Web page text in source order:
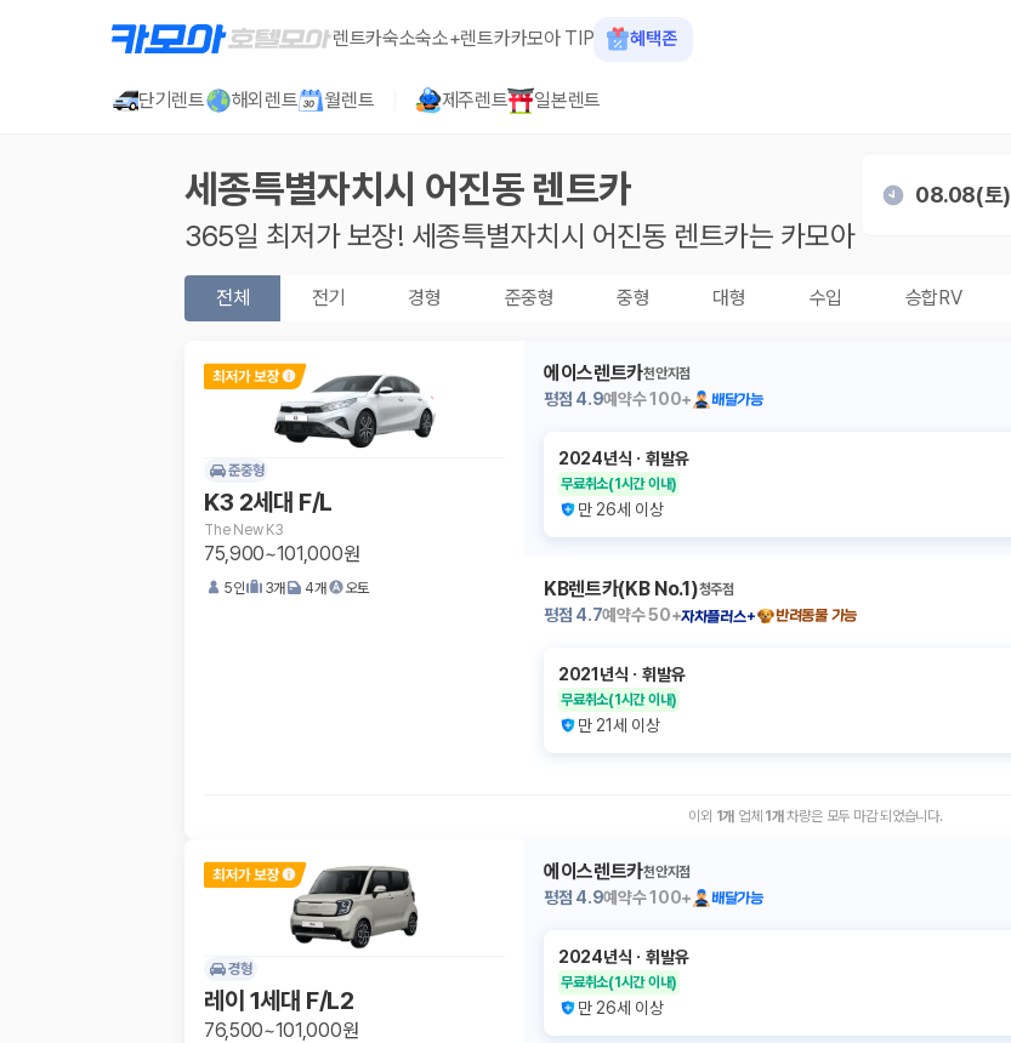
렌트카숙소숙소+렌트카카모아 TIP 혜택존
단기렌트 해외렌트 월렌트 제주렌트 일본렌트
세종특별자치시 어진동렌트카
365일 최저가 보장! 세종특별자치시 어진동 렌트카는 카모아
08.08(토)
전체 전기 경형 준중형 중형 대형 수입 승합RV
준중형
K3 2세대 F/L
The New K3
75,900~101,000원
5인 3개 4개 오토
에이스렌트카천안지점
평점 4.9예약수100+ 배달가능
2024년식 ㆍ휘발유
무료취소(1시간 이내)
만 26세 이상
KB렌트카(KB No.1)청주점
평점 4.7예약수50+자차플러스+ 반려동물 가능
2021년식 ㆍ휘발유
무료취소(1시간 이내)
만 21세 이상
이외 1개 업체 1 개 차량은 모두 마감 되었습니다.
경형
레이 1세대 F/L2
76,500~101,000원
에이스렌트카천안지점
평점 4.9예약수100+ 배달가능
2024년식 ㆍ휘발유
무료취소(1시간 이내)
만 26세 이상